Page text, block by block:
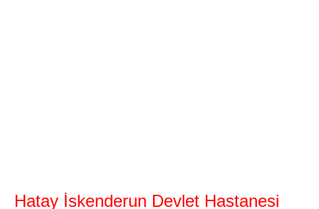
Hatay İskenderun Devlet Hastanesi